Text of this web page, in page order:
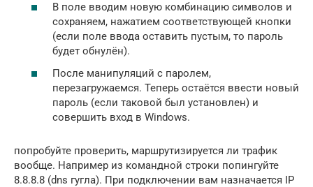
В поле вводим новую комбинацию символов и
сохраняем, нажатием соответствующей кнопки
(если поле ввода оставить пустым, то пароль
будет обнулён).
После манипуляций с паролем,
перезагружаемся. Теперь остаётся ввести новый
пароль (если таковой был установлен) и
совершить вход в Windows.
попробуйте проверить, маршрутизируется ли трафик
вообще. Например из командной строки попингуйте
8.8.8.8 (dns гугла). При подключении вам назначается IP